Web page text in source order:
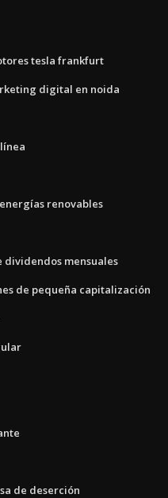
tesla frankfurt
digital en noida
renovables
dividendos mensuales
de pequeña capitalización
de deserción